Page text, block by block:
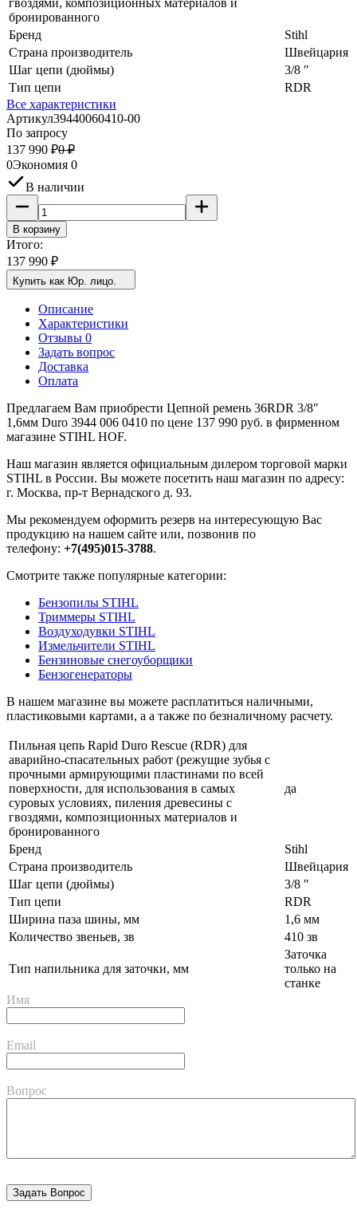
гвоздями, композиционных материалов и
бронированного
Бренд
Stihl
Страна производитель
Швейцария
Шаг цепи (дюймы)
3/8 ″
Тип цепи
RDR
Все характеристики
Артикул39440060410-00
По запросу
137 990 ₽0 ₽
0Экономия 0
В наличии
В корзину
Итого:
137 990 ₽
Купить как Юр. лицо.
Описание
Характеристики
Отзывы 0
Задать вопрос
Доставка
Оплата
Предлагаем Вам приобрести Цепной ремень 36RDR 3/8"
1,6мм Duro 3944 006 0410 по цене 137 990 руб. в фирменном
магазине STIHL HOF.
Наш магазин является официальным дилером торговой марки
STIHL в России. Вы можете посетить наш магазин по адресу:
г. Москва, пр-т Вернадского д. 93.
Мы рекомендуем оформить резерв на интересующую Вас
продукцию на нашем сайте или, позвонив по
телефону: +7(495)015-3788.
Смотрите также популярные категории:
Бензопилы STIHL
Триммеры STIHL
Воздуходувки STIHL
Измельчители STIHL
Бензиновые снегоуборщики
Бензогенераторы
В нашем магазине вы можете расплатиться наличными,
пластиковыми картами, а а также по безналичному расчету.
Пильная цепь Rapid Duro Rescue (RDR) для
аварийно-спасательных работ (режущие зубья с
прочными армирующими пластинами по всей
поверхности, для использования в самых
суровых условиях, пиления древесины с
гвоздями, композиционных материалов и
бронированного
да
Бренд
Stihl
Страна производитель
Швейцария
Шаг цепи (дюймы)
3/8 ″
Тип цепи
RDR
Ширина паза шины, мм
1,6 мм
Количество звеньев, зв
410 зв
Тип напильника для заточки, мм
Заточка
только на
станке
Имя
Email
Вопрос